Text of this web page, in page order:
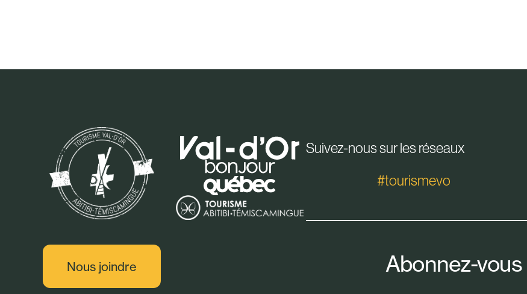
Nous joindre
Suivez-nous sur les réseaux
#tourismevo
Abonnez-vous